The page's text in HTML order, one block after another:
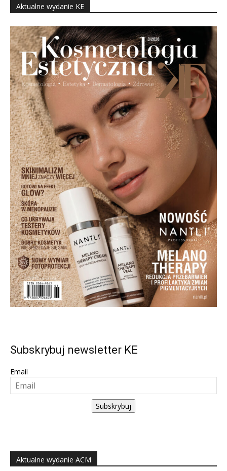
Aktualne wydanie KE
Subskrybuj newsletter KE
Email
Subskrybuj
Aktualne wydanie ACM